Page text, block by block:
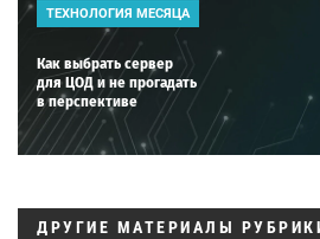
ТЕХНОЛОГИЯ МЕСЯЦА
Как выбрать сервер
для ЦОД и не прогадать
в перспективе
ДРУГИЕ МАТЕРИАЛЫ